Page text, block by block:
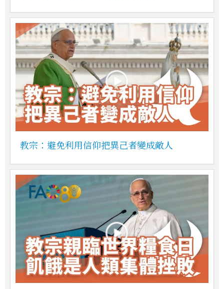
教宗：避免利用信仰把異己者變成敵人